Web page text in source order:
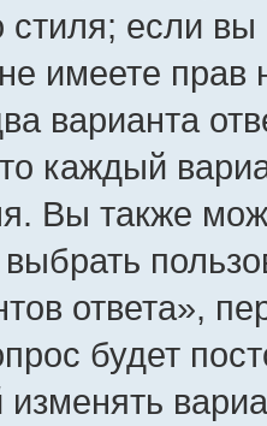
стиля; если
имеете прав
варианта
каждый
Вы также
выбрать
ответа»,
будет
изменять